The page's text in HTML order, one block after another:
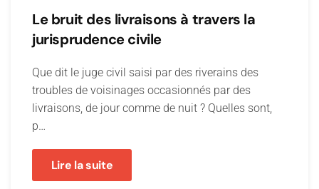
Le bruit des livraisons à travers la
jurisprudence civile
Que dit le juge civil saisi par des riverains des
troubles de voisinages occasionnés par des
livraisons, de jour comme de nuit ? Quelles sont,
p…
Lire la suite